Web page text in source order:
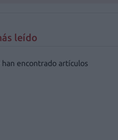
leído
han encontrado artículos